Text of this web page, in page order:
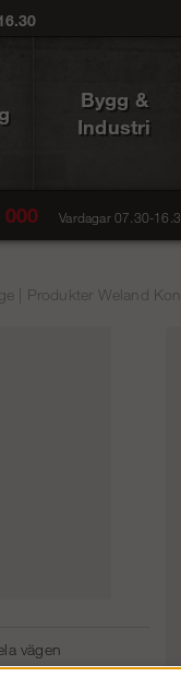
Bygg &
Industri
000 Vardagar 07.30-
| Produkter Weland
vägen